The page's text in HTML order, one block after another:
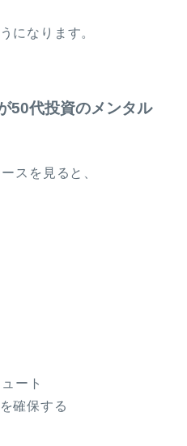
になります。
50代投資のメンタル
スを見ると、
ート
確保する